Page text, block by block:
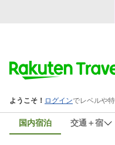
国内宿泊 交通＋宿